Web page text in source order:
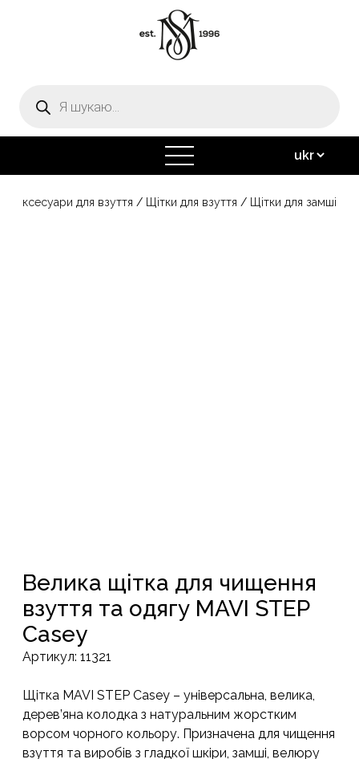
товарів
відкрити
меню
Аксесуари для взуття / Щітки для взуття / Щітки для замші
Велика щітка для чищення
взуття та одягу MAVI STEP
Casey
Артикул: 11321
Щітка MAVI STEP Casey – універсальна, велика,
дерев’яна колодка з натуральним жорстким
ворсом чорного кольору. Призначена для чищення
взуття та виробів з гладкої шкіри, замші, велюру